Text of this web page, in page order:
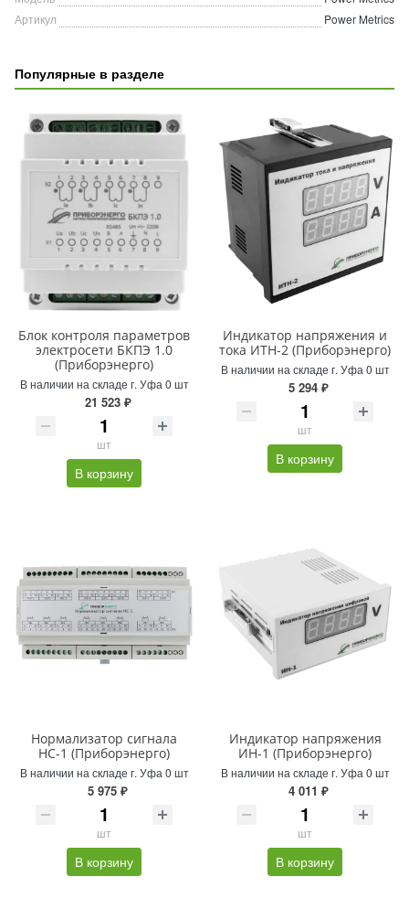
Артикул
Power Metrics
Популярные в разделе
Блок контроля параметров
электросети БКПЭ 1.0
(Приборэнерго)
В наличии на складе г. Уфа 0 шт
21 523 ₽
шт
В корзину
Индикатор напряжения и
тока ИТН-2 (Приборэнерго)
В наличии на складе г. Уфа 0 шт
5 294 ₽
шт
В корзину
Нормализатор сигнала
НС-1 (Приборэнерго)
В наличии на складе г. Уфа 0 шт
5 975 ₽
шт
В корзину
Индикатор напряжения
ИН-1 (Приборэнерго)
В наличии на складе г. Уфа 0 шт
4 011 ₽
шт
В корзину